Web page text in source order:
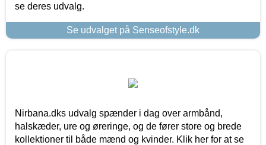
se deres udvalg.
Se udvalget på Senseofstyle.dk
Nirbana.dks udvalg spænder i dag over armbånd,
halskæder, ure og øreringe, og de fører store og brede
kollektioner til både mænd og kvinder. Klik her for at se